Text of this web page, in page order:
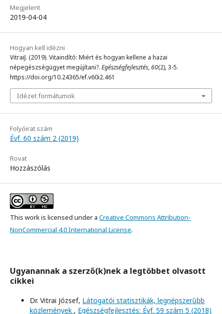
Megjelent
2019-04-04
Hogyan kell idézni
VitraiJ. (2019). Vitaindító: Miért és hogyan kellene a hazai
népegészségügyet megújítani?. Egészségfejlesztés,60(2), 3-5.
https://doi.org/10.24365/ef.v60i2.461
Idézet formátumok
Folyóirat szám
Évf. 60 szám 2 (2019)
Rovat
Hozzászólás
This work is licensed under a Creative Commons Attribution-
NonCommercial 4.0 International License.
Ugyanannak a szerző(k)nek a legtöbbet olvasott
cikkei
Dr. Vitrai József, Látogatói statisztikák, legnépszerűbb
közlemények , Egészségfejlesztés: Évf. 59 szám 5 (2018)